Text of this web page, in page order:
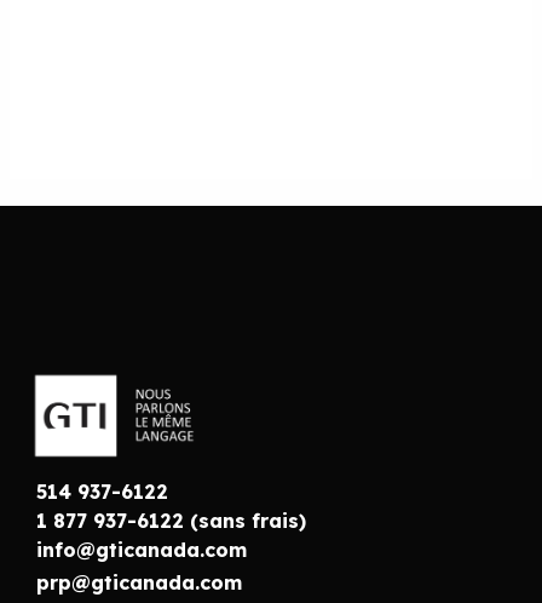
514 937-6122
1 877 937-6122 (sans frais)
info@gticanada.com
prp@gticanada.com